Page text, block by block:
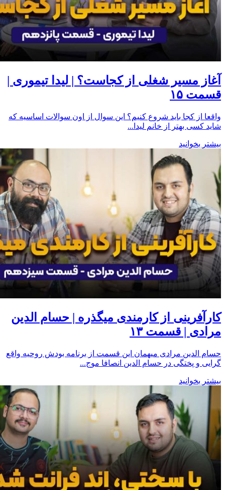
آغاز مسیر شغلی از کجاست؟ | لیدا تیموری |
قسمت ۱۵
واقعا از کجا باید شروع کنیم؟ این سوال از اون سوالات اساسیه که
شاید کسی بهتر از خانم لیدا...
بیشتر بخوانید
کارآفرینی از کارمندی میگذره | حسام الدین
مرادی | قسمت ۱۳
حسام الدین مرادی میهمان این قسمت از برنامه بودش روحیه واقع
گرایی و پختگی در حسام الدین انصافا موج...
بیشتر بخوانید